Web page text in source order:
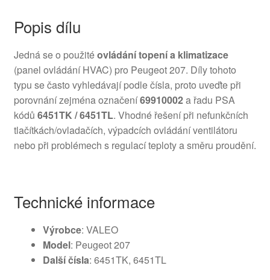
Popis dílu
Jedná se o použitéovládání topení a klimatizace
(panel ovládání HVAC) pro Peugeot 207. Díly tohoto
typu se často vyhledávají podle čísla, proto uveďte při
porovnání zejména označení69910002a řadu PSA
kódů 6451TK / 6451TL. Vhodné řešení při nefunkčních
tlačítkách/ovladačích, výpadcích ovládání ventilátoru
nebo při problémech s regulací teploty a směru proudění.
Technické informace
Výrobce: VALEO
Model: Peugeot 207
Další čísla: 6451TK, 6451TL